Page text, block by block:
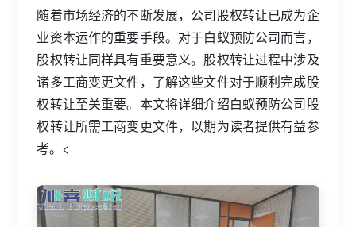
随着市场经济的不断发展，公司股权转让已成为企
业资本运作的重要手段。对于白蚁预防公司而言，
股权转让同样具有重要意义。股权转让过程中涉及
诸多工商变更文件，了解这些文件对于顺利完成股
权转让至关重要。本文将详细介绍白蚁预防公司股
权转让所需工商变更文件，以期为读者提供有益参
考。<